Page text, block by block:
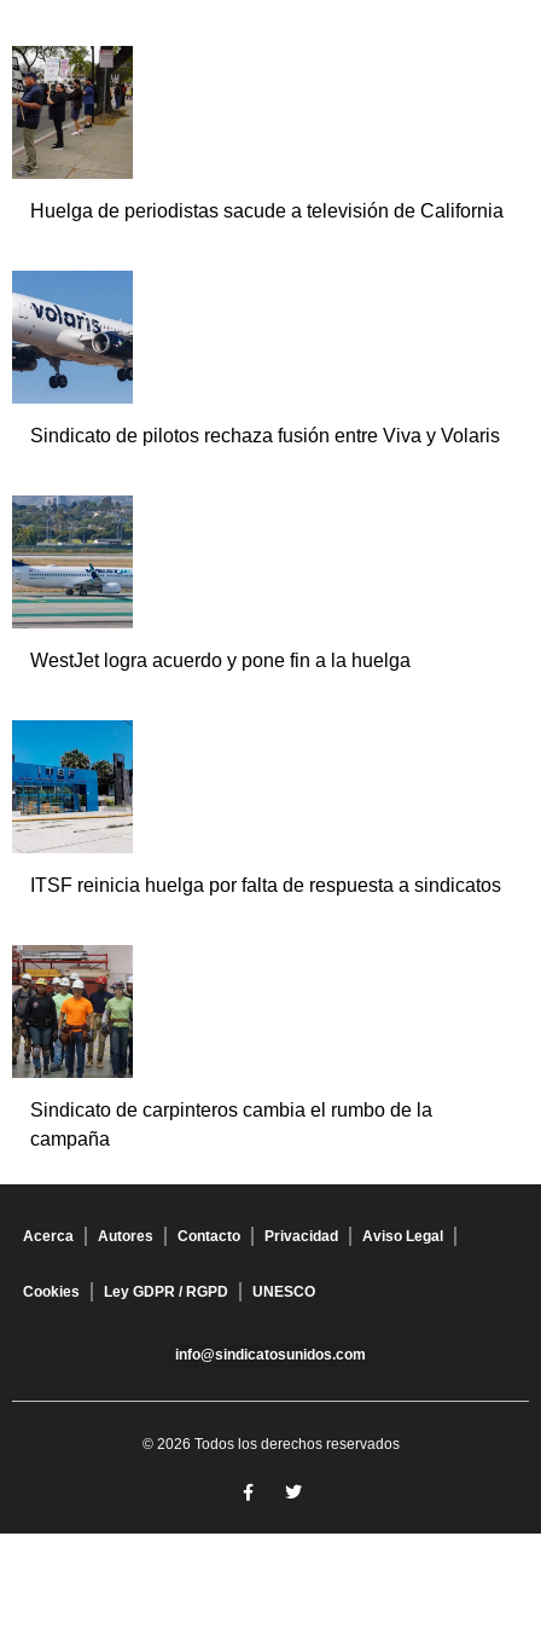
Huelga de periodistas sacude a televisión de California
Sindicato de pilotos rechaza fusión entre Viva y Volaris
WestJet logra acuerdo y pone fin a la huelga
ITSF reinicia huelga por falta de respuesta a sindicatos
Sindicato de carpinteros cambia el rumbo de la
campaña
Acerca Autores Contacto Privacidad Aviso Legal
Cookies Ley GDPR / RGPD UNESCO
info@sindicatosunidos.com
© 2026 Todos los derechos reservados